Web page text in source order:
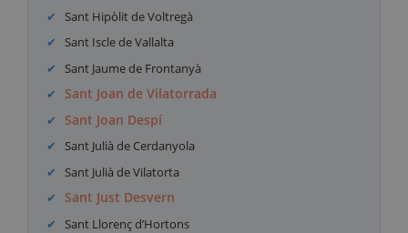
Sant Hipòlit de Voltregà
Sant Iscle de Vallalta
Sant Jaume de Frontanyà
Sant Joan de Vilatorrada
Sant Joan Despí
Sant Julià de Cerdanyola
Sant Julià de Vilatorta
Sant Just Desvern
Sant Llorenç d’Hortons